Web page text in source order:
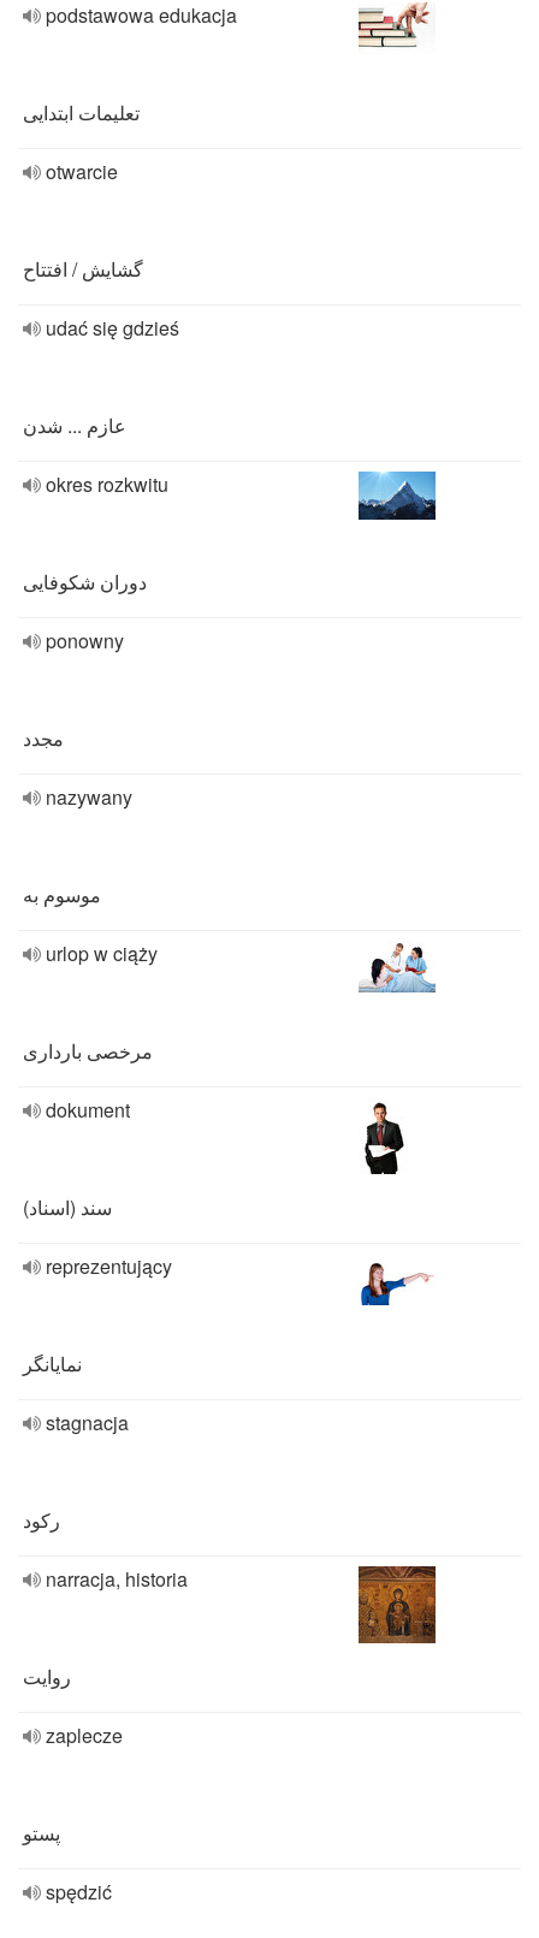
podstawowa edukacja
تعلیمات ابتدایی
otwarcie
گشایش / افتتاح
udać się gdzieś
عازم ... شدن
okres rozkwitu
دوران شکوفایی
ponowny
مجدد
nazywany
موسوم به
urlop w ciąży
مرخصی بارداری
dokument
سند (اسناد)
reprezentujący
نمایانگر
stagnacja
رکود
narracja, historia
روایت
zaplecze
پستو
spędzić